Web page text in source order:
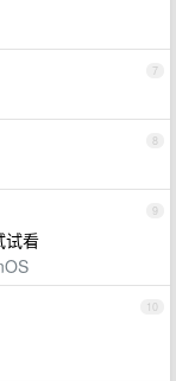
7
8
9
试看
10